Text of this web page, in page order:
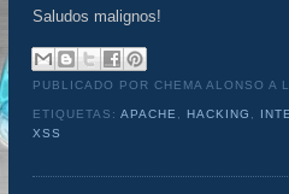
Saludos malignos!
PUBLICADO POR CHEMA ALONSOA
ETIQUETAS:APACHE HACKING
XSS